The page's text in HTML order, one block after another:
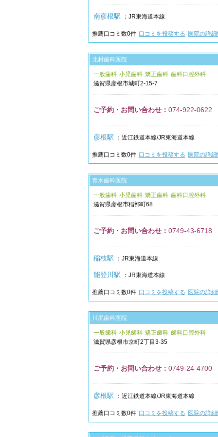
南彦根駅 ：JR東海道本線
推薦口コミ数0件 口コミを投稿する 医院の詳
北村歯科医院
一般歯科 小児歯科 矯正歯科 歯科口腔外科
滋賀県彦根市城町2-15-7
ご予約・お問い合わせ： 074-922-0622
彦根駅 ：近江鉄道本線/JR東海道本線
推薦口コミ数0件 口コミを投稿する 医院の詳
青木歯科医院
一般歯科 小児歯科 矯正歯科 歯科口腔外科
滋賀県彦根市稲部町68
ご予約・お問い合わせ： 0749-43-6718
稲枝駅 ：JR東海道本線
能登川駅 ：JR東海道本線
推薦口コミ数0件 口コミを投稿する 医院の詳
川尻歯科医院
一般歯科 小児歯科 矯正歯科 歯科口腔外科
滋賀県彦根市京町2丁目3-35
ご予約・お問い合わせ： 0749-24-4700
彦根駅 ：近江鉄道本線/JR東海道本線
推薦口コミ数0件 口コミを投稿する 医院の詳